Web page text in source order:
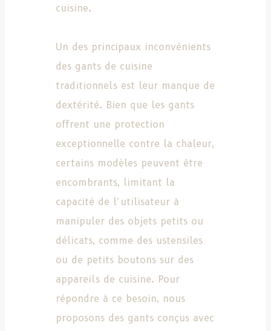
cuisine.
Un des principaux inconvénients
des gants de cuisine
traditionnels est leur manque de
dextérité. Bien que les gants
offrent une protection
exceptionnelle contre la chaleur,
certains modèles peuvent être
encombrants, limitant la
capacité de l’utilisateur à
manipuler des objets petits ou
délicats, comme des ustensiles
ou de petits boutons sur des
appareils de cuisine. Pour
répondre à ce besoin, nous
proposons des gants conçus avec